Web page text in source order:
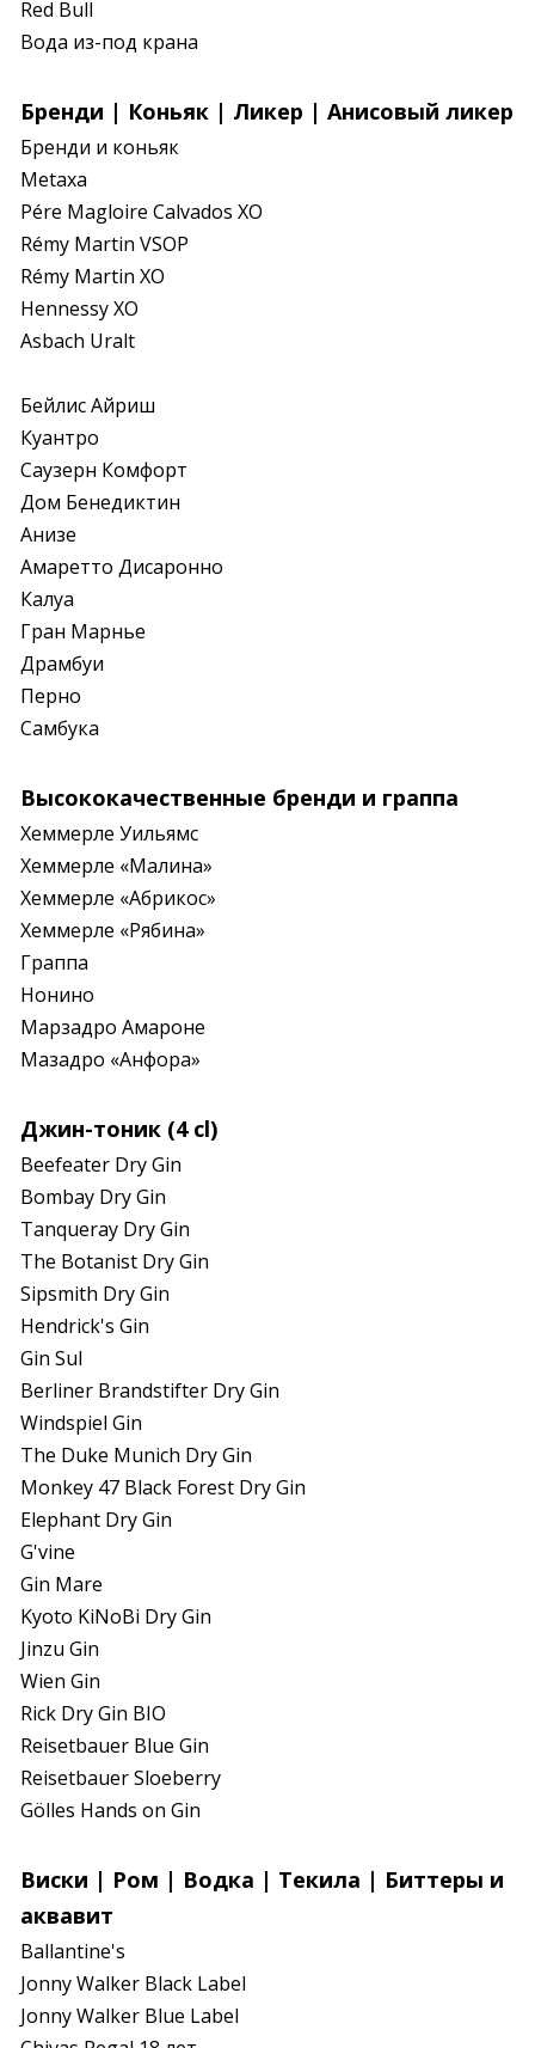
Red Bull
Вода из-под крана
Бренди | Коньяк | Ликер | Анисовый ликер
Бренди и коньяк
Metaxa
Pére Magloire Calvados XO
Rémy Martin VSOP
Rémy Martin XO
Hennessy XO
Asbach Uralt
Бейлис Айриш
Куантро
Саузерн Комфорт
Дом Бенедиктин
Анизе
Амаретто Дисаронно
Калуа
Гран Марнье
Драмбуи
Перно
Самбука
Высококачественные бренди и граппа
Хеммерле Уильямс
Хеммерле «Малина»
Хеммерле «Абрикос»
Хеммерле «Рябина»
Граппа
Нонино
Марзадро Амароне
Мазадро «Анфора»
Джин-тоник (4 cl)
Beefeater Dry Gin
Bombay Dry Gin
Tanqueray Dry Gin
The Botanist Dry Gin
Sipsmith Dry Gin
Hendrick's Gin
Gin Sul
Berliner Brandstifter Dry Gin
Windspiel Gin
The Duke Munich Dry Gin
Monkey 47 Black Forest Dry Gin
Elephant Dry Gin
G'vine
Gin Mare
Kyoto KiNoBi Dry Gin
Jinzu Gin
Wien Gin
Rick Dry Gin BIO
Reisetbauer Blue Gin
Reisetbauer Sloeberry
Gölles Hands on Gin
Виски | Ром | Водка | Текила | Биттеры и
аквавит
Ballantine's
Jonny Walker Black Label
Jonny Walker Blue Label